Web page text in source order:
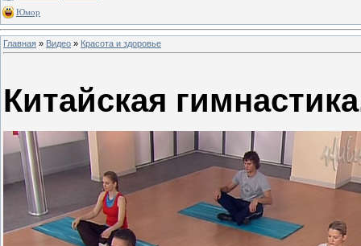
Юмор
Главная » Видео » Красота и здоровье
Китайская